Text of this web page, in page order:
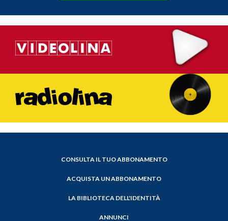
CONSULTA IL TUO ABBONAMENTO
ACQUISTA UN ABBONAMENTO
LA BIBLIOTECA DELL'IDENTITÀ
ANNUNCI